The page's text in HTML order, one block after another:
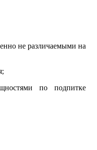
не различаемыми на
по подпитке